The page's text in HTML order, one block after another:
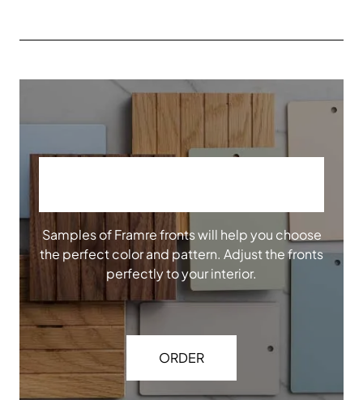
Samples of Framre fronts will help you choose
the perfect color and pattern. Adjust the fronts
perfectly to your interior.
ORDER